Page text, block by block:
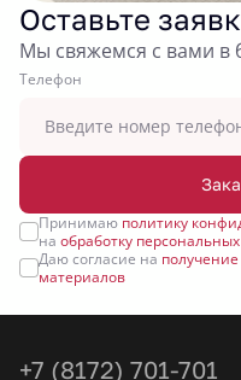
Оставьте
Мы свяжемся с вами в
Tелефон
Принимаю политику
на обработку
Даю согласие на
материалов
+7 (8172) 701-701